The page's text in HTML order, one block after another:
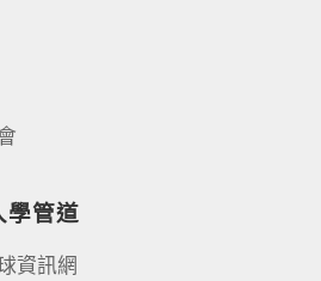
學管道
資訊網